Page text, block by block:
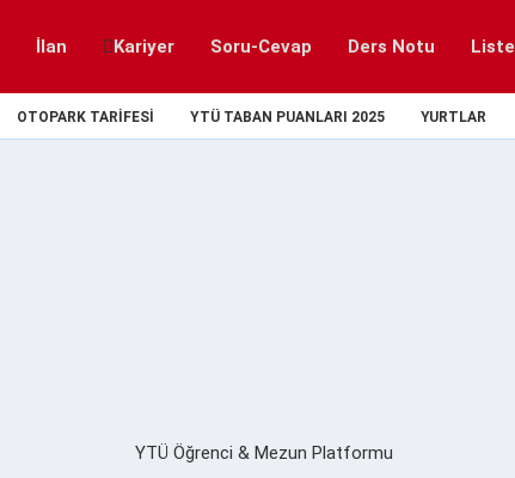
İlan Kariyer Soru-Cevap Ders Notu Liste
OTOPARK TARIFESI YTÜ TABAN PUANLARI 2025 YURTLAR
YTÜ Öğrenci & Mezun Platformu